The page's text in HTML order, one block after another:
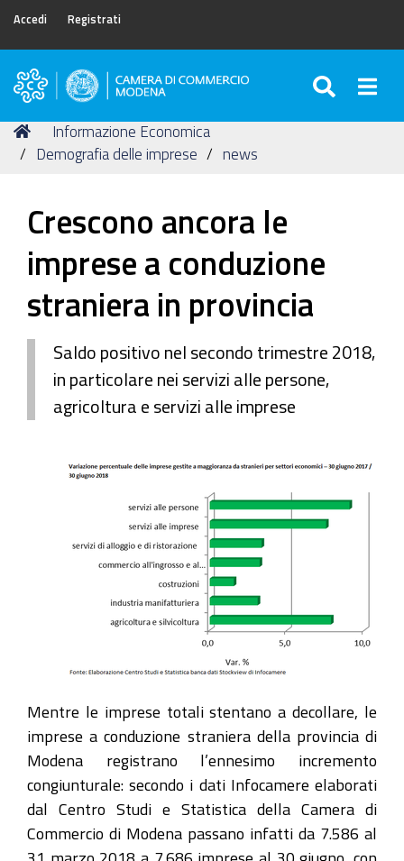
Accedi Registrati
Camera
Commercio
di
Tu
sei
Home
Informazione Economica
Demografia delle imprese
news
Crescono ancora le
imprese a conduzione
straniera in provincia
Saldo positivo nel secondo trimestre 2018,
in particolare nei servizi alle persone,
agricoltura e servizi alle imprese
Mentre le imprese totali stentano a decollare, le
imprese a conduzione straniera della provincia di
Modena registrano l’ennesimo incremento
congiunturale: secondo i dati Infocamere elaborati
dal Centro Studi e Statistica della Camera di
Commercio di Modena passano infatti da 7.586 al
31 marzo 2018 a 7.686 imprese al 30 giugno, con